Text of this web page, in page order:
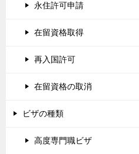
永住許可申請
在留資格取得
再入国許可
在留資格の取消
ビザの種類
高度専門職ビザ